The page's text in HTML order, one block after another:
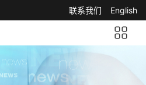
联系我们 English